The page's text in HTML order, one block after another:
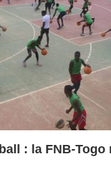
: la FNB-Togo